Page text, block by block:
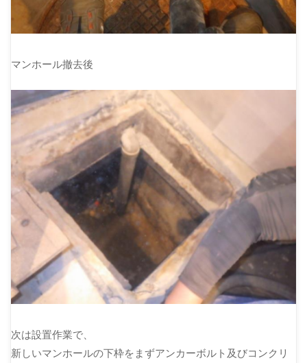
マンホール撤去後
次は設置作業で、
新しいマンホールの下枠をまずアンカーボルト及びコンクリ